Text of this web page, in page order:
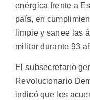
enérgica frente a
país, en
limpie y sanee las
militar durante 93
El subsecretario
Revolucionario
indicó que los